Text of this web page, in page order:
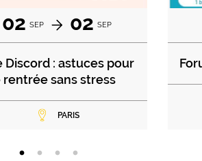
02 SEP 02 SEP
Discord : astuces pour
rentrée sans stress
PARIS